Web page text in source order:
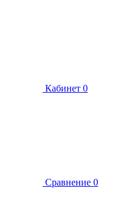
Кабинет 0
Сравнение 0